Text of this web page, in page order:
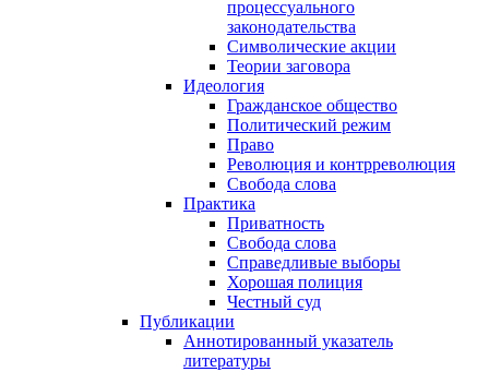
процессуального
законодательства
Символические акции
Теории заговора
Идеология
Гражданское общество
Политический режим
Право
Революция и контрреволюция
Свобода слова
Практика
Приватность
Свобода слова
Справедливые выборы
Хорошая полиция
Честный суд
Публикации
Аннотированный указатель
литературы